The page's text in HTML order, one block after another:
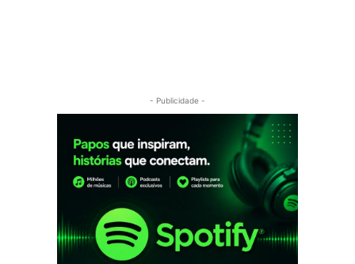
- Publicidade -